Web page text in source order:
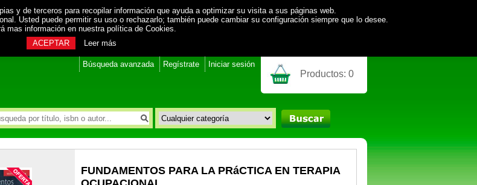
y de terceros para recopilar información que ayuda a optimizar su visita a sus páginas web.
Usted puede permitir su uso o rechazarlo; también puede cambiar su configuración siempre que lo desee.
mas información en nuestra política de Cookies.
ACEPTAR
Leer más
Búsqueda avanzada Regístrate Iniciar sesión
Productos: 0
FUNDAMENTOS PARA LA PRáCTICA EN TERAPIA